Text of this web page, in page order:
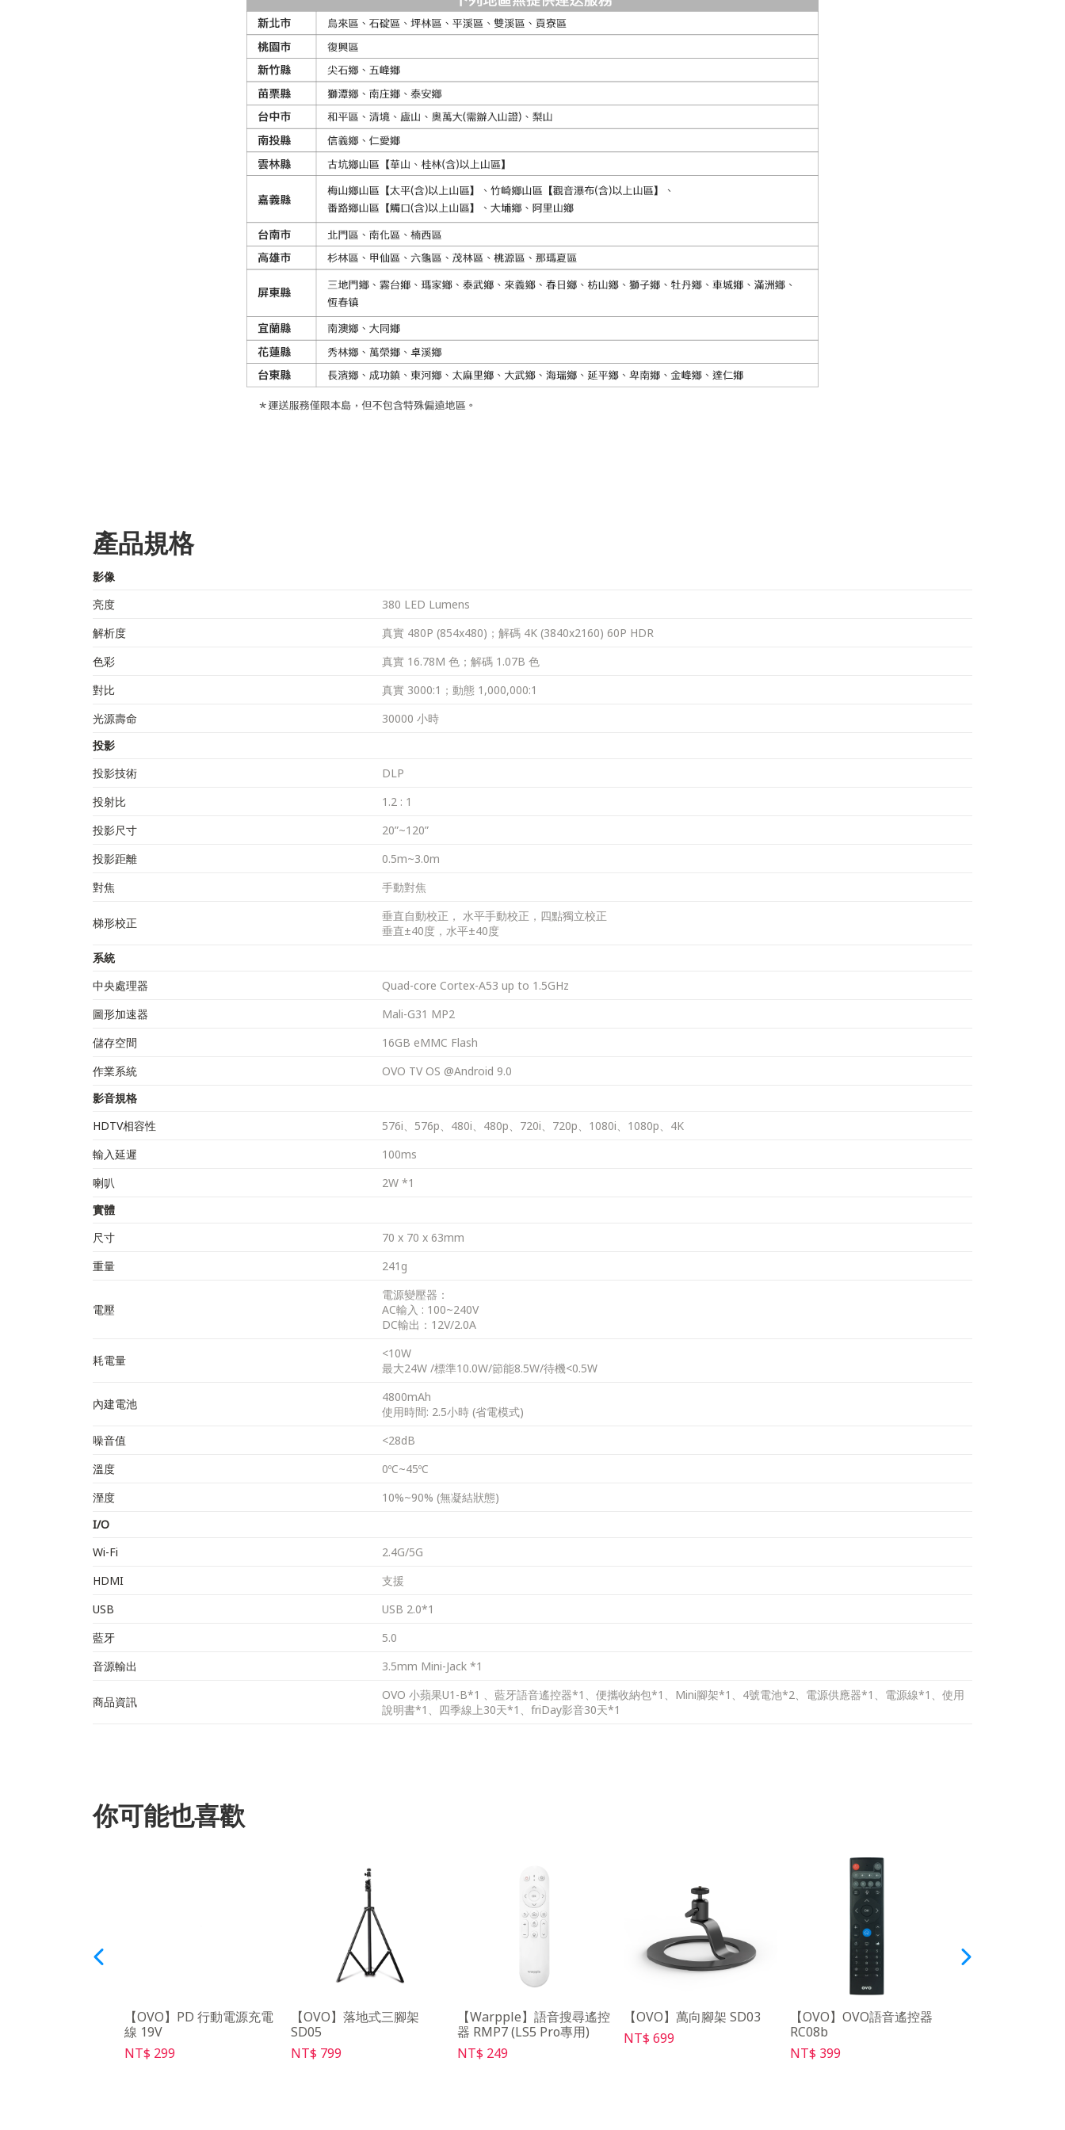
產品規格
影像
亮度
380 LED Lumens
解析度
真實 480P (854x480)；解碼 4K (3840x2160) 60P HDR
色彩
真實 16.78M 色；解碼 1.07B 色
對比
真實 3000:1；動態 1,000,000:1
光源壽命
30000 小時
投影
投影技術
DLP
投射比
1.2 : 1
投影尺寸
20”~120”
投影距離
0.5m~3.0m
對焦
手動對焦
梯形校正
垂直自動校正， 水平手動校正，四點獨立校正
垂直±40度，水平±40度
系統
中央處理器
Quad-core Cortex-A53 up to 1.5GHz
圖形加速器
Mali-G31 MP2
儲存空間
16GB eMMC Flash
作業系統
OVO TV OS @Android 9.0
影音規格
HDTV相容性
576i、576p、480i、480p、720i、720p、1080i、1080p、4K
輸入延遲
100ms
喇叭
2W *1
實體
尺寸
70 x 70 x 63mm
重量
241g
電壓
電源變壓器：
AC輸入 : 100~240V
DC輸出：12V/2.0A
耗電量
<10W
最大24W /標準10.0W/節能8.5W/待機<0.5W
內建電池
4800mAh
使用時間: 2.5小時 (省電模式)
噪音值
<28dB
溫度
0ºC~45ºC
溼度
10%~90% (無凝結狀態)
I/O
Wi-Fi
2.4G/5G
HDMI
支援
USB
USB 2.0*1
藍牙
5.0
音源輸出
3.5mm Mini-Jack *1
商品資訊
OVO 小蘋果U1-B*1 、藍牙語音遙控器*1、便攜收納包*1、Mini腳架*1、4號電池*2、電源供應器*1、電源線*1、使用
說明書*1、四季線上30天*1、friDay影音30天*1
你可能也喜歡
【OVO】PD 行動電源充電
線 19V
NT$ 299
【OVO】落地式三腳架
SD05
NT$ 799
【Warpple】語音搜尋遙控
器 RMP7 (LS5 Pro專用)
NT$ 249
【OVO】萬向腳架 SD03
NT$ 699
【OVO】OVO語音遙控器
RC08b
NT$ 399